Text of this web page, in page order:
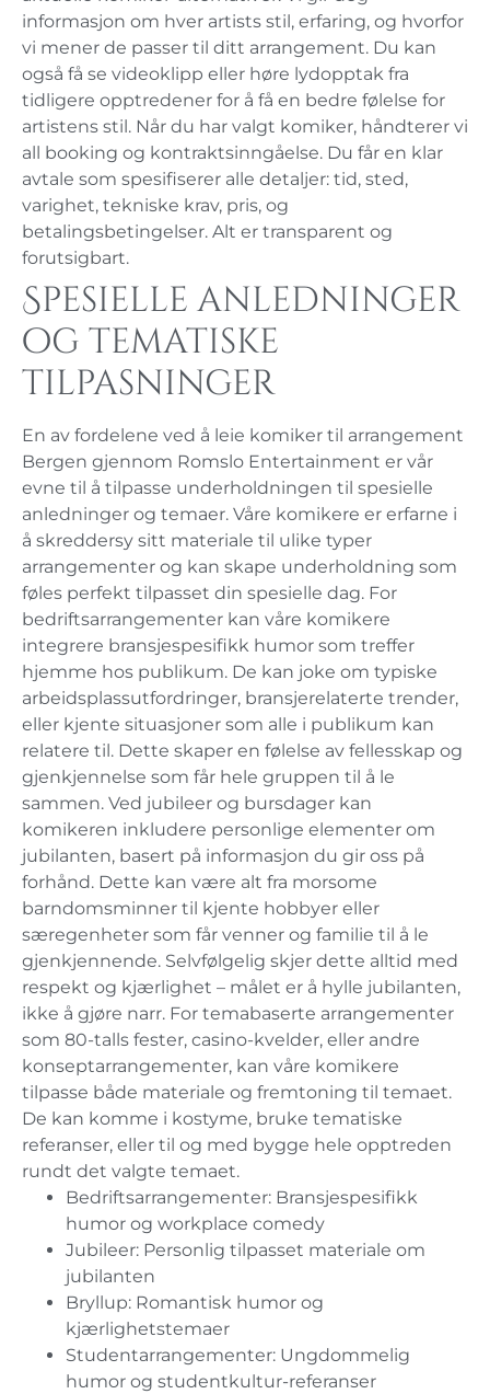
informasjon om hver artists stil, erfaring, og hvorfor
vi mener de passer til ditt arrangement. Du kan
også få se videoklipp eller høre lydopptak fra
tidligere opptredener for å få en bedre følelse for
artistens stil. Når du har valgt komiker, håndterer vi
all booking og kontraktsinngåelse. Du får en klar
avtale som spesifiserer alle detaljer: tid, sted,
varighet, tekniske krav, pris, og
betalingsbetingelser. Alt er transparent og
forutsigbart.
Spesielle anledninger
og tematiske
tilpasninger
En av fordelene ved å leie komiker til arrangement
Bergen gjennom Romslo Entertainment er vår
evne til å tilpasse underholdningen til spesielle
anledninger og temaer. Våre komikere er erfarne i
å skreddersy sitt materiale til ulike typer
arrangementer og kan skape underholdning som
føles perfekt tilpasset din spesielle dag. For
bedriftsarrangementer kan våre komikere
integrere bransjespesifikk humor som treffer
hjemme hos publikum. De kan joke om typiske
arbeidsplassutfordringer, bransjerelaterte trender,
eller kjente situasjoner som alle i publikum kan
relatere til. Dette skaper en følelse av fellesskap og
gjenkjennelse som får hele gruppen til å le
sammen. Ved jubileer og bursdager kan
komikeren inkludere personlige elementer om
jubilanten, basert på informasjon du gir oss på
forhånd. Dette kan være alt fra morsome
barndomsminner til kjente hobbyer eller
særegenheter som får venner og familie til å le
gjenkjennende. Selvfølgelig skjer dette alltid med
respekt og kjærlighet – målet er å hylle jubilanten,
ikke å gjøre narr. For temabaserte arrangementer
som 80-talls fester, casino-kvelder, eller andre
konseptarrangementer, kan våre komikere
tilpasse både materiale og fremtoning til temaet.
De kan komme i kostyme, bruke tematiske
referanser, eller til og med bygge hele opptreden
rundt det valgte temaet.
Bedriftsarrangementer: Bransjespesifikk
humor og workplace comedy
Jubileer: Personlig tilpasset materiale om
jubilanten
Bryllup: Romantisk humor og
kjærlighetstemaer
Studentarrangementer: Ungdommelig
humor og studentkultur-referanser